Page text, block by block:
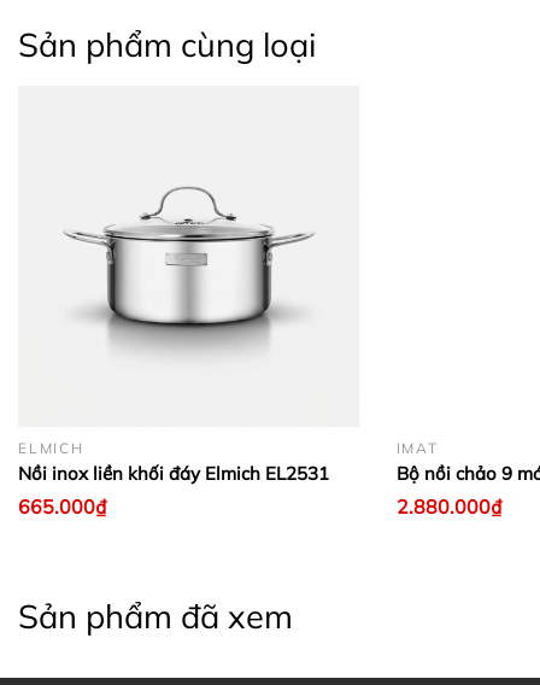
Sản phẩm cùng loại
ELMICH
Nồi inox liền khối đáy Elmich EL2531
665.000₫
IMAT
Bộ nồi chảo 9
2.880.000₫
Sản phẩm đã xem